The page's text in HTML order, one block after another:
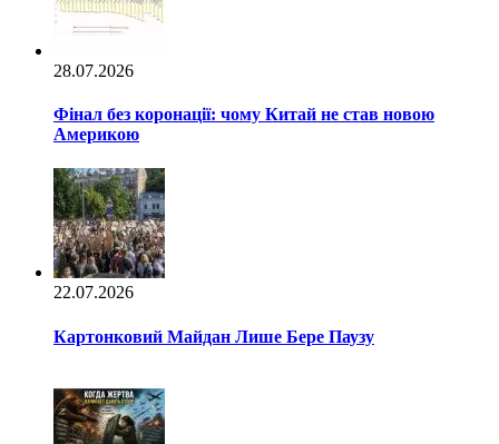
28.07.2026
Фінал без коронації: чому Китай не став новою
Америкою
22.07.2026
Картонковий Майдан Лише Бере Паузу